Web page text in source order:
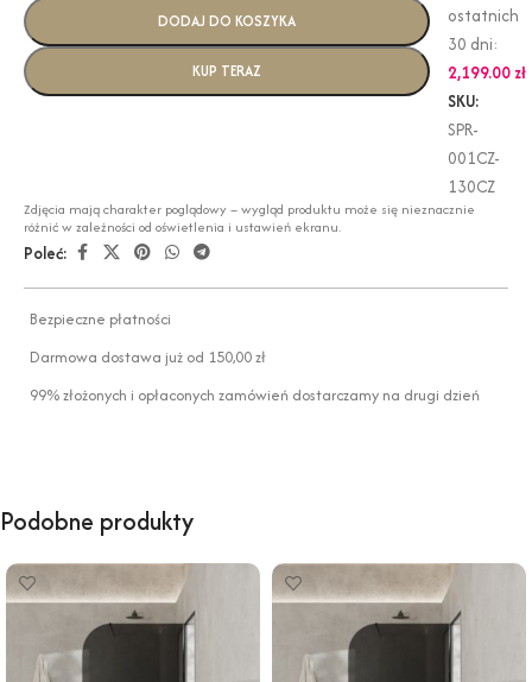
DODAJ DO KOSZYKA
KUP TERAZ
ostatnich
30 dni:
2,199.00 zł
SKU:
SPR-
001CZ-
130CZ
Zdjęcia mają charakter poglądowy – wygląd produktu może się nieznacznie
różnić w zależności od oświetlenia i ustawień ekranu.
Poleć:
Bezpieczne płatności
Darmowa dostawa już od 150,00 zł
99% złożonych i opłaconych zamówień dostarczamy na drugi dzień
Podobne produkty